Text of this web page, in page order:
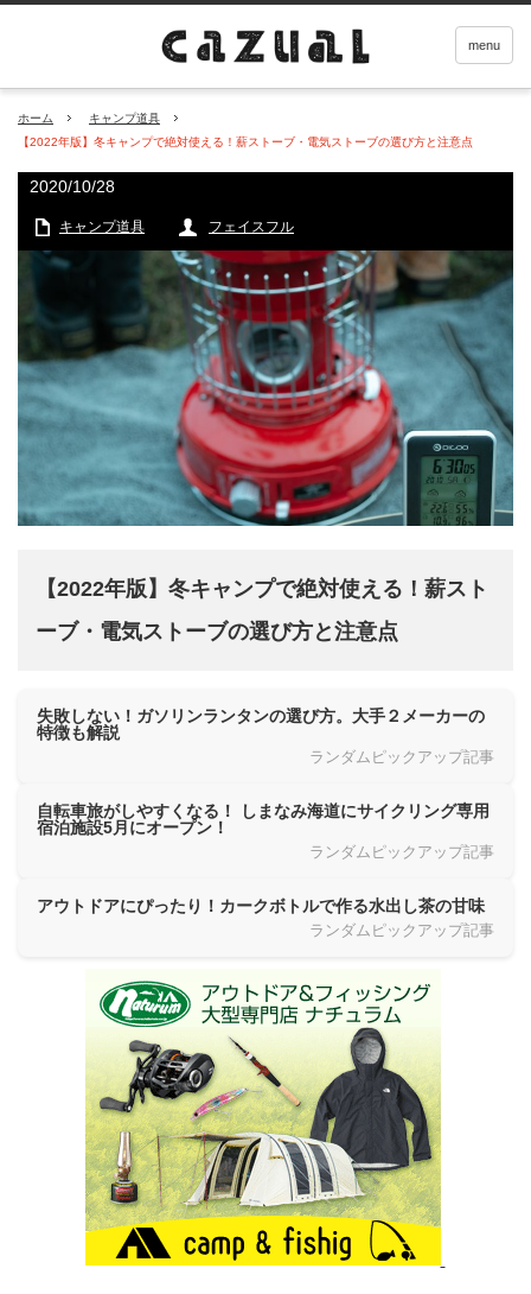
menu
ホーム
キャンプ道具
【2022年版】冬キャンプで絶対使える！薪ストーブ・電気ストーブの選び方と注意点
2020/10/28
キャンプ道具 フェイスフル
【2022年版】冬キャンプで絶対使える！薪スト
ーブ・電気ストーブの選び方と注意点
失敗しない！ガソリンランタンの選び方。大手２メーカーの
特徴も解説
ランダムピックアップ記事
自転車旅がしやすくなる！ しまなみ海道にサイクリング専用
宿泊施設5月にオープン！
ランダムピックアップ記事
アウトドアにぴったり！カークボトルで作る水出し茶の甘味
ランダムピックアップ記事